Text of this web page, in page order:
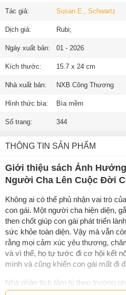
Tác giả: Susan E., Schwartz
Dịch giả: Rubi;
Ngày xuất bản: 01 - 2026
Kích thước: 15.7 x 24 cm
Nhà xuất bản: NXB Công Thương
Hình thức bìa: Bìa mềm
Số trang: 344
THÔNG TIN SẢN PHẨM
Giới thiệu sách Ảnh
Người Cha Lên Cuộc Đời
Không ai có thể phủ nhận vai trò
con gái. Một người cha hiện diện,
then chốt giúp con gái phát triển
sức khỏe toàn diện. Vậy mà vẫn
rằng mọi cảm xúc yêu thương,
và vì thế, họ tự tước đi cơ hội kết
mình và cũng khiến con gái mất đi
Nhà phân tích tâm lý theo trường
- đã viết nên một cuốn sách vô